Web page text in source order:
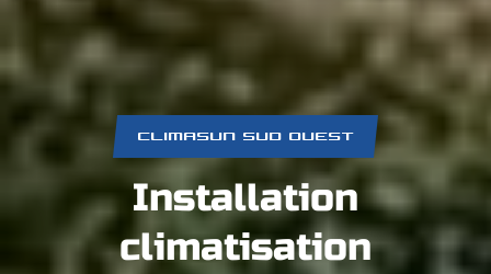
CLIMASUN SUD OUEST
Installation
climatisation